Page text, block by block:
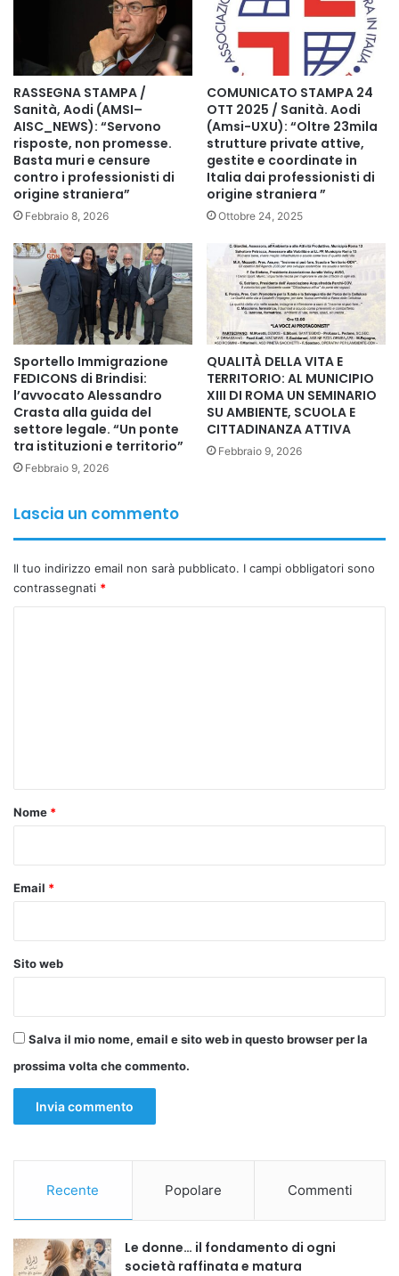
RASSEGNA STAMPA /
Sanità, Aodi (AMSI–
AISC_NEWS): “Servono
risposte, non promesse.
Basta muri e censure
contro i professionisti di
origine straniera”
Febbraio 8, 2026
COMUNICATO STAMPA 24
OTT 2025 / Sanità. Aodi
(Amsi-UXU): “Oltre 23mila
strutture private attive,
gestite e coordinate in
Italia dai professionisti di
origine straniera ”
Ottobre 24, 2025
Sportello Immigrazione
FEDICONS di Brindisi:
l’avvocato Alessandro
Crasta alla guida del
settore legale. “Un ponte
tra istituzioni e territorio”
Febbraio 9, 2026
QUALITÀ DELLA VITA E
TERRITORIO: AL MUNICIPIO
XIII DI ROMA UN SEMINARIO
SU AMBIENTE, SCUOLA E
CITTADINANZA ATTIVA
Febbraio 9, 2026
Lascia un commento
Il tuo indirizzo email non sarà pubblicato. I campi obbligatori sono
contrassegnati *
o
Nome *
Email *
Sito web
Salva il mio nome, email e sito web in questo browser per la
prossima volta che commento.
Recente Popolare Commenti
Le donne… il fondamento di ogni
società raffinata e matura